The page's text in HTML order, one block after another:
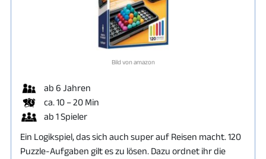
Bild von amazon
ab 6 Jahren
ca. 10 – 20 Min
ab 1 Spieler
Ein Logikspiel, das sich auch super auf Reisen macht. 120
Puzzle-Aufgaben gilt es zu lösen. Dazu ordnet ihr die